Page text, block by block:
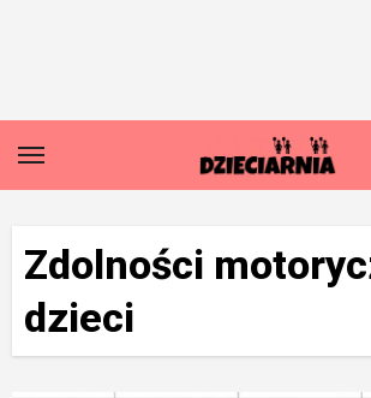
Zdolności
dzieci